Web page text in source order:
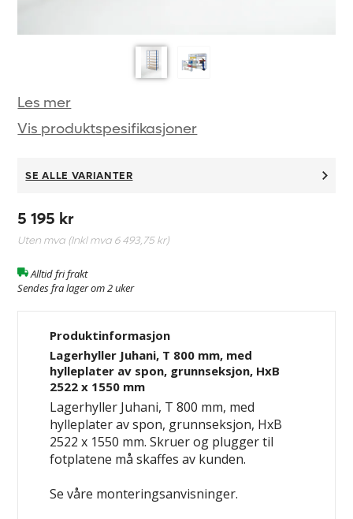
Les mer
Vis produktspesifikasjoner
SE ALLE VARIANTER
5 195 kr
Uten mva (Inkl mva 6 493,75 kr)
Alltid fri frakt
Sendes fra lager om 2 uker
Produktinformasjon
Lagerhyller Juhani, T 800 mm, med
hylleplater av spon, grunnseksjon, HxB
2522 x 1550 mm
Lagerhyller Juhani, T 800 mm, med
hylleplater av spon, grunnseksjon, HxB
2522 x 1550 mm. Skruer og plugger til
fotplatene må skaffes av kunden.
Se våre monteringsanvisninger.